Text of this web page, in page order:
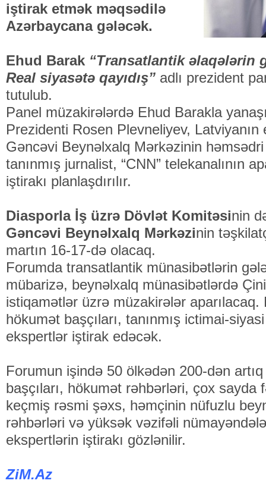
iştirak etmək məqsədilə
Azərbaycana gələcək.
Ehud Barak “Transatlantik əlaqələrin
Real siyasətə qayıdış” adlı prezident
tutulub.
Panel müzakirələrdə Ehud Barakla
Prezidenti Rosen Plevneliyev,
Gəncəvi Beynəlxalq Mərkəzinin
tanınmış jurnalist, “CNN” telekanalının
iştirakı planlaşdırılır.
Diasporla İş üzrə Dövlət Komitəsinin
Gəncəvi Beynəlxalq Mərkəzinin
martın 16-17-də olacaq.
Forumda transatlantik münasibətlərin
mübarizə, beynəlxalq münasibətlərdə
istiqamətlər üzrə müzakirələr
hökumət başçıları, tanınmış ictimai-
ekspertlər iştirak edəcək.
Forumun işində 50 ölkədən 200-dən
başçıları, hökumət rəhbərləri, çox sayda
keçmiş rəsmi şəxs, həmçinin nüfuzlu
rəhbərləri və yüksək vəzifəli
ekspertlərin iştirakı gözlənilir.
ZiM.Az